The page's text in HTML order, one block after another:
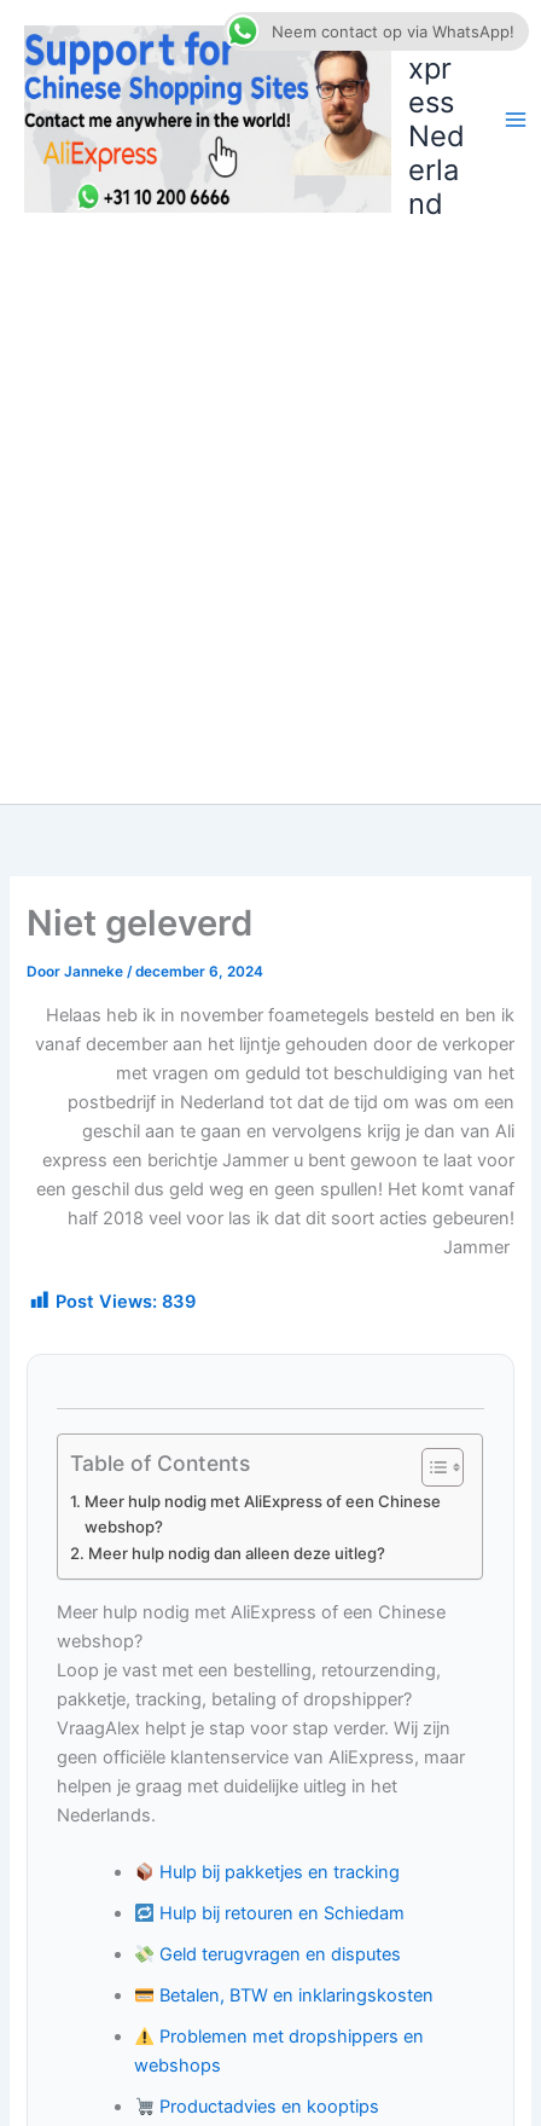
naar
inhoud
AliE
xpr
ess
Ned
erla
nd
Niet geleverd
DoorJanneke/december 6, 2024
Helaas heb ik in november foametegels besteld en ben ik
vanaf december aan het lijntje gehouden door de verkoper
met vragen om geduld tot beschuldiging van het
postbedrijf in Nederland tot dat de tijd om was om een
geschil aan te gaan en vervolgens krijg je dan van Ali
express een berichtje Jammer u bent gewoon te laat voor
een geschil dus geld weg en geen spullen! Het komt vanaf
half 2018 veel voor las ik dat dit soort acties gebeuren!
Jammer
Post Views: 839
Table of Contents
Meer hulp nodig met AliExpress of een Chinese
webshop?
Meer hulp nodig dan alleen deze uitleg?
Meer hulp nodig met AliExpress of een Chinese
webshop?
Loop je vast met een bestelling, retourzending,
pakketje, tracking, betaling of dropshipper?
VraagAlex helpt je stap voor stap verder. Wij zijn
geen officiële klantenservice van AliExpress, maar
helpen je graag met duidelijke uitleg in het
Nederlands.
Hulp bij pakketjes en tracking
Hulp bij retouren en Schiedam
Geld terugvragen en disputes
Betalen, BTW en inklaringskosten
Problemen met dropshippers en
webshops
Productadvies en kooptips
Neem contact op via WhatsApp!